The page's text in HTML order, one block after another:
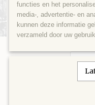
€
✓Op
functies en het
media-, advertentie- en
kunnen deze informatie
verzameld door uw